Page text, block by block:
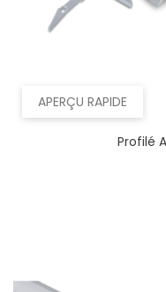
APERÇU RAPIDE
Profilé